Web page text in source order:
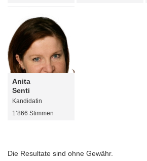
Anita
Senti
Kandidatin
1’866 Stimmen
Die Resultate sind ohne Gewähr.